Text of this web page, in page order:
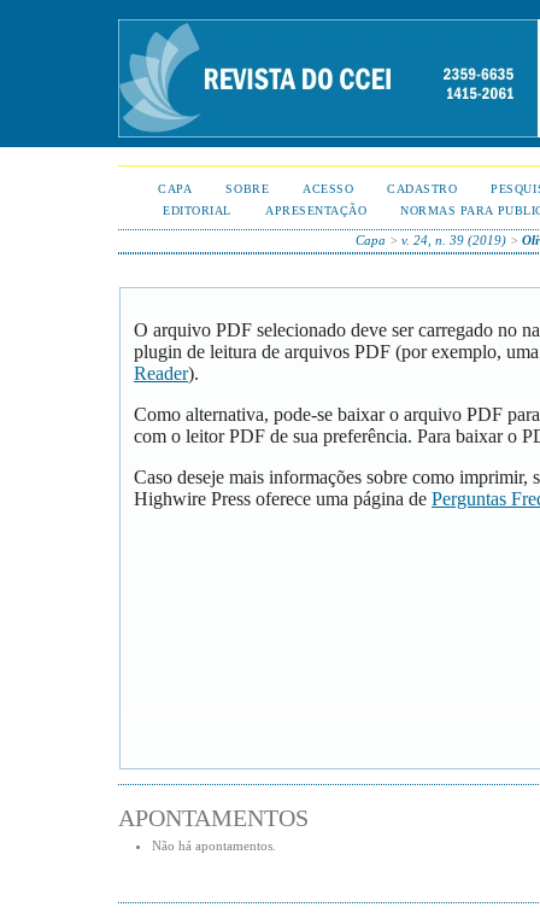
CAPA SOBRE ACESSO CADASTRO
EDITORIAL
APRESENTAÇÃO NORMAS PARA
Capa >v. 24, n. 39 (2019) >
O arquivo PDF selecionado deve ser carregado no
plugin de leitura de arquivos PDF (por exemplo,
Reader).
Como alternativa, pode-se baixar o arquivo PDF
com o leitor PDF de sua preferência. Para baixar o
Caso deseje mais informações sobre como imprimir,
Highwire Press oferece uma página de Perguntas
APONTAMENTOS
Não há apontamentos.